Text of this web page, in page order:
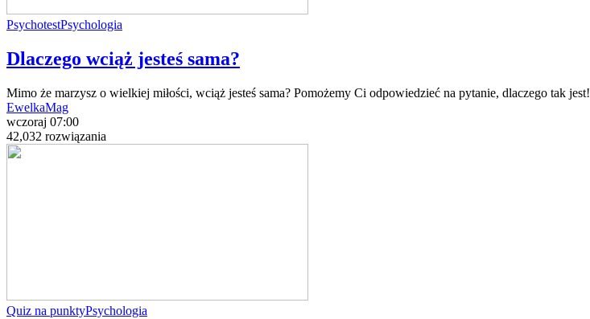
PsychotestPsychologia
Dlaczego wciąż jesteś sama?
Mimo że marzysz o wielkiej miłości, wciąż jesteś sama? Pomożemy Ci odpowiedzieć na pytanie, dlaczego tak jest!
EwelkaMag
wczoraj 07:00
42,032 rozwiązania
Quiz na punktyPsychologia